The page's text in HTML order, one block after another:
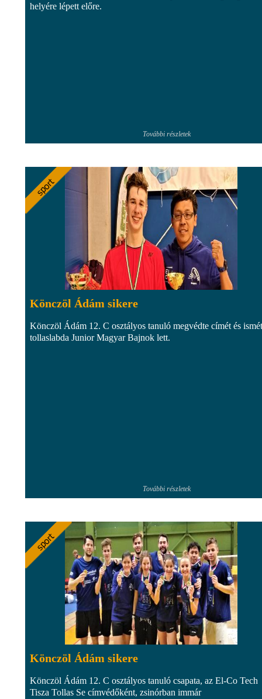
helyére lépett előre.
További részletek
Könczöl Ádám sikere
Könczöl Ádám 12. C osztályos tanuló megvédte címét és ismét
tollaslabda Junior Magyar Bajnok lett.
További részletek
Könczöl Ádám sikere
Könczöl Ádám 12. C osztályos tanuló csapata, az El-Co Tech
Tisza Tollas Se címvédőként, zsinórban immár